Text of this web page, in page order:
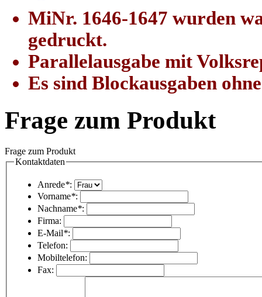
MiNr. 1646-1647 wurden
gedruckt.
Parallelausgabe mit
Es sind Blockausgaben
Frage zum Produkt
Frage zum Produkt
Kontaktdaten
Anrede*:
Vorname*:
Nachname*:
Firma:
E-Mail*:
Telefon:
Mobiltelefon:
Fax: